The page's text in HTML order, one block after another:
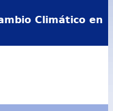
Climático en